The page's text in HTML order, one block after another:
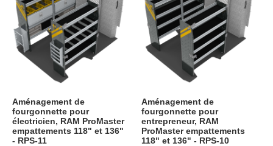
Aménagement de
fourgonnette pour
électricien, RAM ProMaster
empattements 118" et 136"
- RPS-11
Aménagement de
fourgonnette pour
entrepreneur, RAM
ProMaster empattements
118" et 136" - RPS-10